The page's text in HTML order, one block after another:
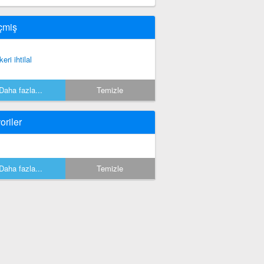
ihtilal
Daha fazla... Temizle
Daha fazla... Temizle